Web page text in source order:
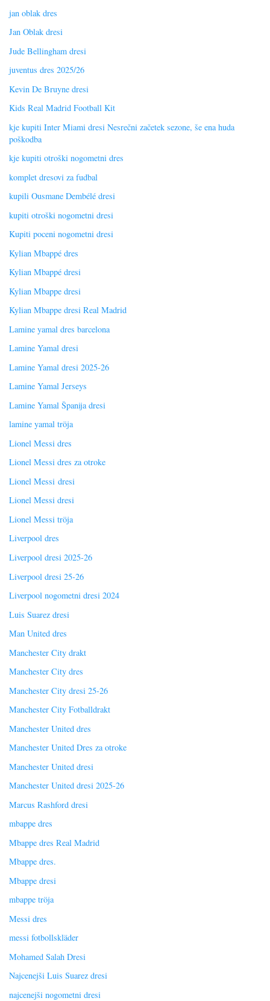
jan oblak dres
Jan Oblak dresi
Jude Bellingham dresi
juventus dres 2025/26
Kevin De Bruyne dresi
Kids Real Madrid Football Kit
kje kupiti Inter Miami dresi Nesrečni začetek sezone, še ena huda
poškodba
kje kupiti otroški nogometni dres
komplet dresovi za fudbal
kupili Ousmane Dembélé dresi
kupiti otroški nogometni dresi
Kupiti poceni nogometni dresi
Kylian Mbappé dres
Kylian Mbappé dresi
Kylian Mbappe dresi
Kylian Mbappe dresi Real Madrid
Lamine yamal dres barcelona
Lamine Yamal dresi
Lamine Yamal dresi 2025-26
Lamine Yamal Jerseys
Lamine Yamal Španija dresi
lamine yamal tröja
Lionel Messi dres
Lionel Messi dres za otroke
Lionel Messi dresi
Lionel Messi dresi
Lionel Messi tröja
Liverpool dres
Liverpool dresi 2025-26
Liverpool dresi 25-26
Liverpool nogometni dresi 2024
Luis Suarez dresi
Man United dres
Manchester City drakt
Manchester City dres
Manchester City dresi 25-26
Manchester City Fotballdrakt
Manchester United dres
Manchester United Dres za otroke
Manchester United dresi
Manchester United dresi 2025-26
Marcus Rashford dresi
mbappe dres
Mbappe dres Real Madrid
Mbappe dres.
Mbappe dresi
mbappe tröja
Messi dres
messi fotbollskläder
Mohamed Salah Dresi
Najcenejši Luis Suarez dresi
najcenejši nogometni dresi